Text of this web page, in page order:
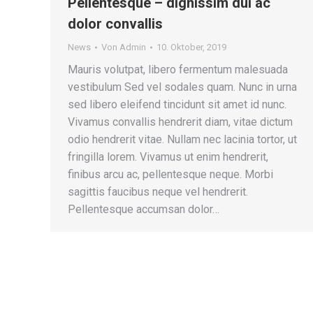
dolor convallis
News Von Admin 10. Oktober, 2019
Mauris volutpat, libero fermentum malesuada
vestibulum Sed vel sodales quam. Nunc in urna
sed libero eleifend tincidunt sit amet id nunc.
Vivamus convallis hendrerit diam, vitae dictum
odio hendrerit vitae. Nullam nec lacinia tortor, ut
fringilla lorem. Vivamus ut enim hendrerit,
finibus arcu ac, pellentesque neque. Morbi
sagittis faucibus neque vel hendrerit.
Pellentesque accumsan dolor…